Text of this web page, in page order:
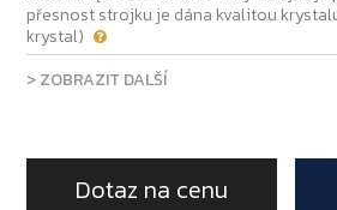
přesnost strojku je dána kvalitou
krystal)
> ZOBRAZIT DALŠÍ
Dotaz na cenu